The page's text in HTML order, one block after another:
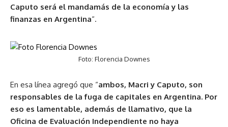
Caputo será el mandamás de la economía y las
finanzas en Argentina“.
Foto: Florencia Downes
En esa línea agregó que “ambos, Macri y Caputo, son
responsables de la fuga de capitales en Argentina. Por
eso es lamentable, además de llamativo, que la
Oficina de Evaluación Independiente no haya